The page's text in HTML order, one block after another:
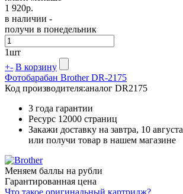
1 920р.
в наличии -
получи в понедельник
1шт
+- В корзину
Фотобарабан Brother DR-2175
Код производителя:аналог DR2175
3 года гарантии
Ресурс 12000 страниц
Закажи доставку на завтра, 10 августа
или получи товар в нашем магазине
Меняем баллы на рубли
Гарантированная цена
Что такое оригинальный картридж?